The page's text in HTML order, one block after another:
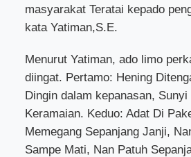
masyarakat Teratai kepado
kata Yatiman,S.E.
Menurut Yatiman, ado limo
diingat. Pertamo: Hening
Dingin dalam kepanasan, Sunyi
Keramaian. Keduo: Adat Di
Memegang Sepanjang Janji,
Sampe Mati, Nan Patuh